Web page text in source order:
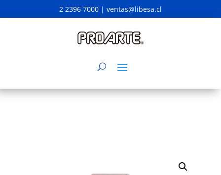
2 2396 7000 | ventas@libesa.cl